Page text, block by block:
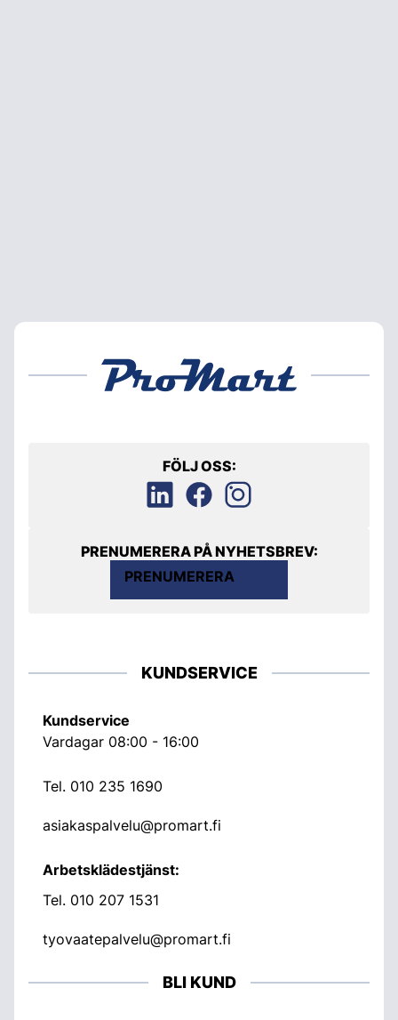
FÖLJ OSS:
PRENUMERERA PÅ NYHETSBREV:
PRENUMERERA
KUNDSERVICE
Kundservice
Vardagar 08:00 - 16:00
Tel. 010 235 1690
asiakaspalvelu@promart.fi
Arbetsklädestjänst:
Tel. 010 207 1531
tyovaatepalvelu@promart.fi
BLI KUND